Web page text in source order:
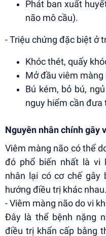
Phát ban xuất
não mô cầu).
- Triệu chứng đặc biệt ở
Khóc thét, quấy
Mở đầu viêm màng
Bú kém, bỏ bú,
nguy hiểm cần đưa
Nguyên nhân chính gây
Viêm màng não có thể
đó phổ biến nhất là vi
nhân lại có cơ chế gây
hướng điều trị khác nhau.
- Viêm màng não do vi
Đây là thể bệnh nặng
điều trị khẩn cấp bằng